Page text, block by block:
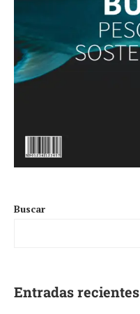
Buscar
Entradas recientes